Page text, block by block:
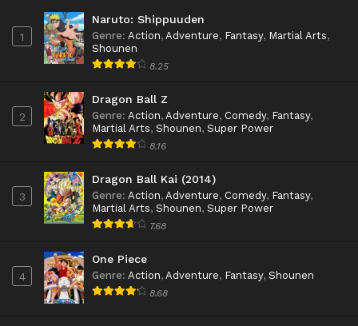
1
Naruto: Shippuuden
Genre: Action, Adventure, Fantasy, Martial Arts,
Shounen
8.25
2
Dragon Ball Z
Genre: Action, Adventure, Comedy, Fantasy,
Martial Arts, Shounen, Super Power
8.16
3
Dragon Ball Kai (2014)
Genre: Action, Adventure, Comedy, Fantasy,
Martial Arts, Shounen, Super Power
7.68
4
One Piece
Genre: Action, Adventure, Fantasy, Shounen
8.68